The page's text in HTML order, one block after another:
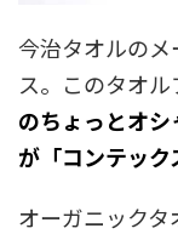
今治タオルの
ス。このタオ
のちょっとオ
が「コンテック
オーガニック